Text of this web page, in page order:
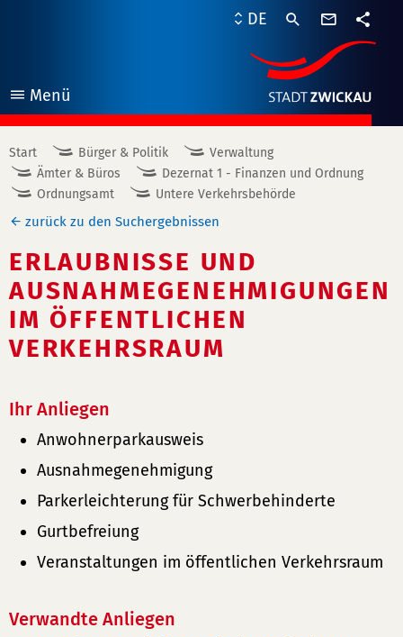
Menü
öffnen
DE
Start Bürger & Politik
Verwaltung
Ämter & Büros
Dezernat 1 - Finanzen und Ordnung
Ordnungsamt
Untere Verkehrsbehörde
zurück zu den Suchergebnissen
ERLAUBNISSE UND
AUSNAHMEGENEHMIGUNGEN
IM ÖFFENTLICHEN
VERKEHRSRAUM
Ihr Anliegen
Anwohnerparkausweis
Ausnahmegenehmigung
Parkerleichterung für Schwerbehinderte
Gurtbefreiung
Veranstaltungen im öffentlichen Verkehrsraum
Verwandte Anliegen